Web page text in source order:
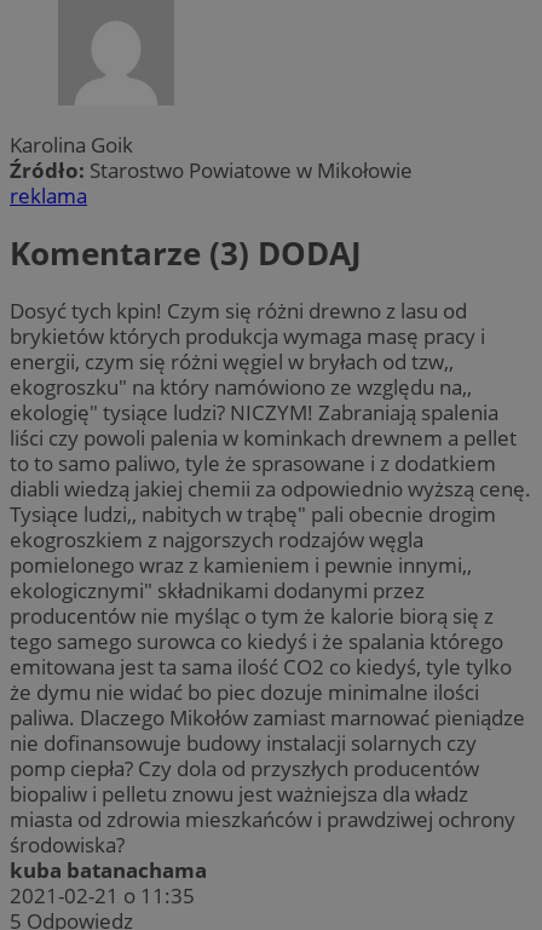
Karolina Goik
Źródło: Starostwo Powiatowe w Mikołowie
reklama
Komentarze (3) DODAJ
Dosyć tych kpin! Czym się różni drewno z lasu od
brykietów których produkcja wymaga masę pracy i
energii, czym się różni węgiel w bryłach od tzw,,
ekogroszku" na który namówiono ze względu na,,
ekologię" tysiące ludzi? NICZYM! Zabraniają spalenia
liści czy powoli palenia w kominkach drewnem a pellet
to to samo paliwo, tyle że sprasowane i z dodatkiem
diabli wiedzą jakiej chemii za odpowiednio wyższą cenę.
Tysiące ludzi,, nabitych w trąbę" pali obecnie drogim
ekogroszkiem z najgorszych rodzajów węgla
pomielonego wraz z kamieniem i pewnie innymi,,
ekologicznymi" składnikami dodanymi przez
producentów nie myśląc o tym że kalorie biorą się z
tego samego surowca co kiedyś i że spalania którego
emitowana jest ta sama ilość CO2 co kiedyś, tyle tylko
że dymu nie widać bo piec dozuje minimalne ilości
paliwa. Dlaczego Mikołów zamiast marnować pieniądze
nie dofinansowuje budowy instalacji solarnych czy
pomp ciepła? Czy dola od przyszłych producentów
biopaliw i pelletu znowu jest ważniejsza dla władz
miasta od zdrowia mieszkańców i prawdziwej ochrony
środowiska?
kuba batanachama
2021-02-21 o 11:35
5 Odpowiedz